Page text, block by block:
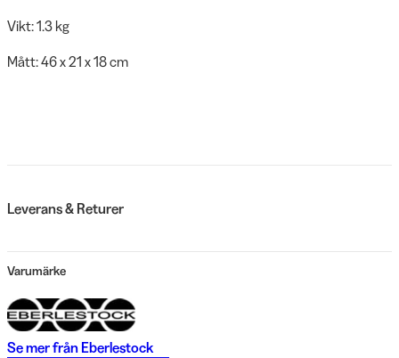
Vikt: 1.3 kg
Mått: 46 x 21 x 18 cm
Leverans & Returer
Varumärke
Se mer från Eberlestock